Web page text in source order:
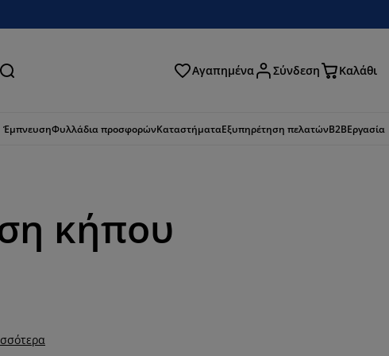
Αναζήτηση Αγαπημένα Σύνδεση Καλάθι
ΈμπνευσηΦυλλάδια προσφορώνΚαταστήματαΕξυπηρέτηση πελατώνB2BΕργασία
κήπου